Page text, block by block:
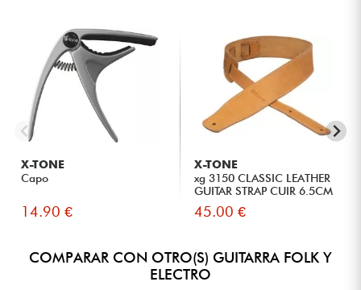
X-TONE
Capo
14.90 €
X-TONE
xg 3150 CLASSIC LEATHER
GUITAR STRAP CUIR 6.5CM
BR...
45.00 €
COMPARAR CON OTRO(S) GUITARRA FOLK Y
ELECTRO